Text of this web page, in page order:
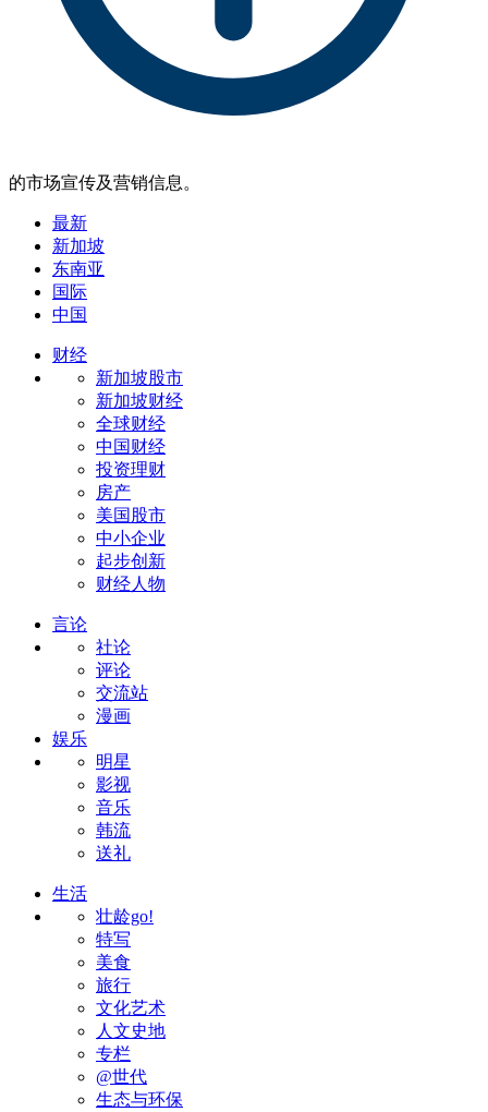
的市场宣传及营销信息。
最新
新加坡
东南亚
国际
中国
财经
新加坡股市
新加坡财经
全球财经
中国财经
投资理财
房产
美国股市
中小企业
起步创新
财经人物
言论
社论
评论
交流站
漫画
娱乐
明星
影视
音乐
韩流
送礼
生活
壮龄go!
特写
美食
旅行
文化艺术
人文史地
专栏
@世代
生态与环保